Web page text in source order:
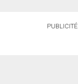
PUBLICITÉ